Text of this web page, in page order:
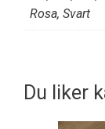
Rosa, Svart
Du liker